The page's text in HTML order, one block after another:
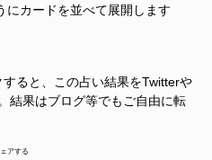
にカードを並べて展開します
ると、この占い結果をTwitterや
結果はブログ等でもご自由に転
アする